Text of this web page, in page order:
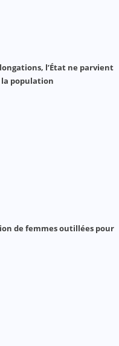
l’État ne parvient
la population
de femmes outillées pour